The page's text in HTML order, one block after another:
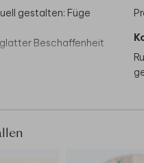
gestalten: Füge
Beschaffenheit
und ohne